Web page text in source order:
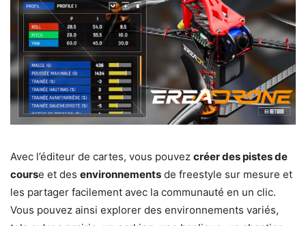
Avec l’éditeur de cartes, vous pouvez créer des pistes de
course et des environnements de freestyle sur mesure et
les partager facilement avec la communauté en un clic.
Vous pouvez ainsi explorer des environnements variés,